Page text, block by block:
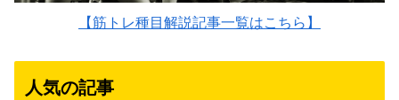
【筋トレ種目解説記事一覧はこちら】
人気の記事